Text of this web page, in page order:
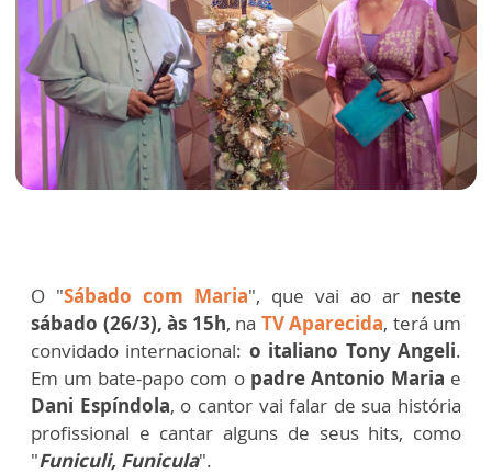
O "Sábado com Maria", que vai ao ar neste
sábado (26/3), às 15h, na TV Aparecida, terá um
convidado internacional: o italiano Tony Angeli.
Em um bate-papo com o padre Antonio Maria e
Dani Espíndola, o cantor vai falar de sua história
profissional e cantar alguns de seus hits, como
"Funiculi, Funicula".